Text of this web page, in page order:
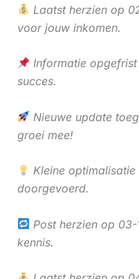
Laatst herzien op
voor jouw inkomen.
Informatie
succes.
Nieuwe update
groei mee!
Kleine
doorgevoerd.
Post herzien op
kennis.